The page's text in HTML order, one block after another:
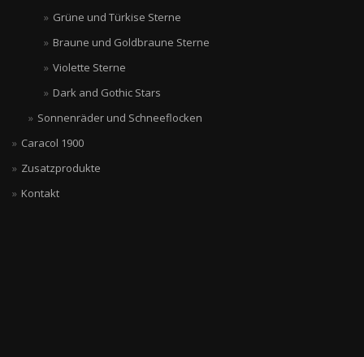
Grüne und Türkise Sterne
Braune und Goldbraune Sterne
Violette Sterne
Dark and Gothic Stars
Sonnenräder und Schneeflocken
Caracol 1900
Zusatzprodukte
Kontakt